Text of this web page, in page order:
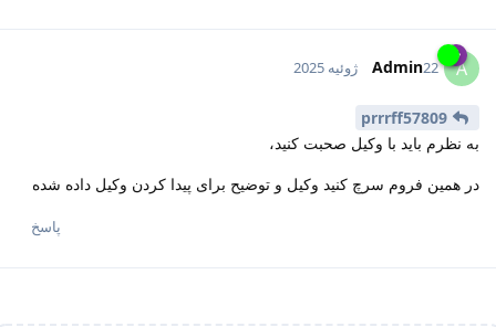
A
Admin22 ژوئیه 2025
prrrff57809
به نظرم باید با وکیل صحبت کنید،
در همین فروم سرچ کنید وکیل و توضیح برای پیدا کردن وکیل داده شده
پاسخ